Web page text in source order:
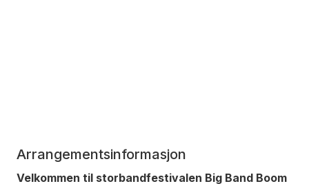
Arrangementsinformasjon
Velkommen til storbandfestivalen Big Band Boom